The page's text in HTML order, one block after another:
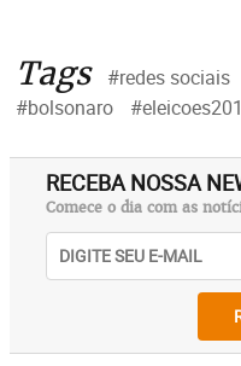
Tags #redes sociais
#bolsonaro
RECEBA NOSSA
Comece o dia com as